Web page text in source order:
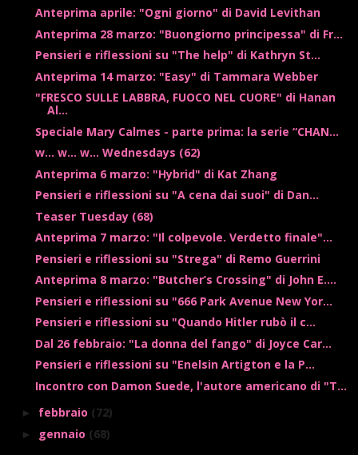
Anteprima aprile: "Ogni giorno" di David Levithan
Anteprima 28 marzo: "Buongiorno principessa" di Fr...
Pensieri e riflessioni su "The help" di Kathryn St...
Anteprima 14 marzo: "Easy" di Tammara Webber
"FRESCO SULLE LABBRA, FUOCO NEL CUORE" di Hanan
Al...
Speciale Mary Calmes - parte prima: la serie “CHAN...
w... w... w... Wednesdays (62)
Anteprima 6 marzo: "Hybrid" di Kat Zhang
Pensieri e riflessioni su "A cena dai suoi" di Dan...
Teaser Tuesday (68)
Anteprima 7 marzo: "Il colpevole. Verdetto finale"...
Pensieri e riflessioni su "Strega" di Remo Guerrini
Anteprima 8 marzo: "Butcher’s Crossing" di John E....
Pensieri e riflessioni su "666 Park Avenue New Yor...
Pensieri e riflessioni su "Quando Hitler rubò il c...
Dal 26 febbraio: "La donna del fango" di Joyce Car...
Pensieri e riflessioni su "Enelsin Artigton e la P...
Incontro con Damon Suede, l'autore americano di "T...
► febbraio (72)
► gennaio (68)